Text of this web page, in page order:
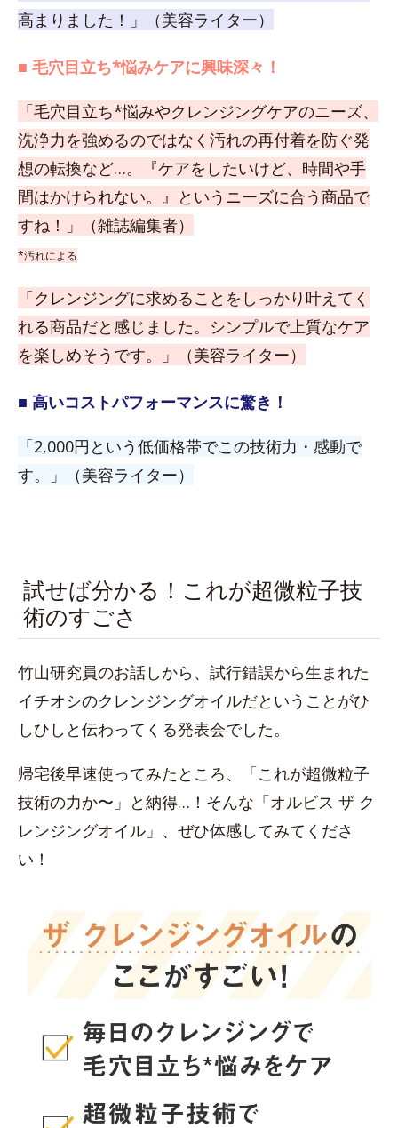
高まりました！」（美容ライター）
■ 毛穴目立ち*悩みケアに興味深々！
「毛穴目立ち*悩みやクレンジングケアのニーズ、
洗浄力を強めるのではなく汚れの再付着を防ぐ発
想の転換など…。『ケアをしたいけど、時間や手
間はかけられない。』というニーズに合う商品で
すね！」（雑誌編集者）
*汚れによる
「クレンジングに求めることをしっかり叶えてく
れる商品だと感じました。シンプルで上質なケア
を楽しめそうです。」（美容ライター）
■ 高いコストパフォーマンスに驚き！
「2,000円という低価格帯でこの技術力・感動で
す。」（美容ライター）
試せば分かる！これが超微粒子技
術のすごさ
竹山研究員のお話しから、試行錯誤から生まれた
イチオシのクレンジングオイルだということがひ
しひしと伝わってくる発表会でした。
帰宅後早速使ってみたところ、「これが超微粒子
技術の力か〜」と納得…！そんな「オルビス ザ ク
レンジングオイル」、ぜひ体感してみてくださ
い！